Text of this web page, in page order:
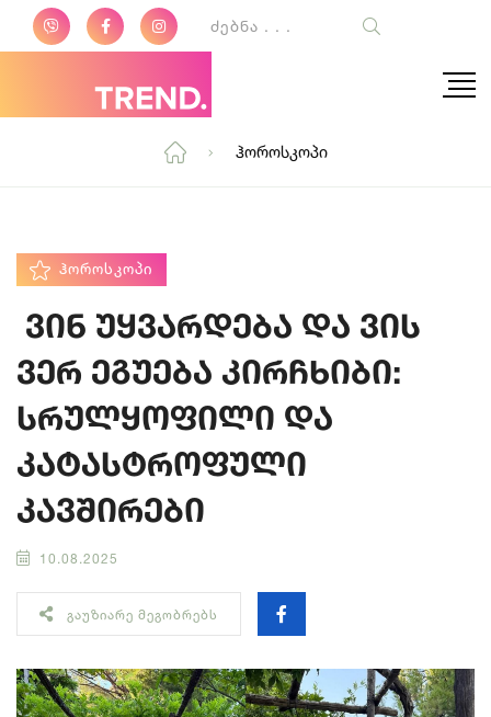
Ჰოროსკოპი
ᲰᲝᲠᲝᲡᲙᲝᲞᲘ
ვინ უყვარდება და ვის
ვერ ეგუება კირჩხიბი:
სრულყოფილი და
კატასტროფული
კავშირები
10.08.2025
ᲒᲐᲣᲖᲘᲐᲠᲔ ᲛᲔᲒᲝᲑᲠᲔᲑᲡ